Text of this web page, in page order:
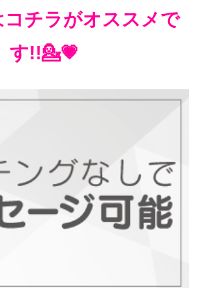
コチラがオススメで
す!!💁💗